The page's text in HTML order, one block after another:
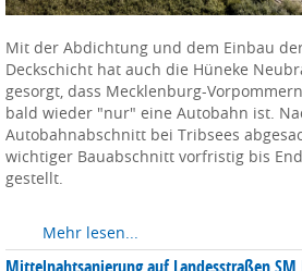
Mit der Abdichtung und dem Einbau
Deckschicht hat auch die Hüneke
gesorgt, dass Mecklenburg-
bald wieder "nur" eine Autobahn ist.
Autobahnabschnitt bei Tribsees
wichtiger Bauabschnitt vorfristig bis
gestellt.
Mehr lesen...